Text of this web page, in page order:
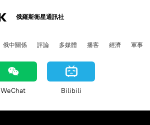
俄羅斯衛星通訊社
俄中關係 評論 多媒體 播客 經濟 軍事
WeChat Bilibili